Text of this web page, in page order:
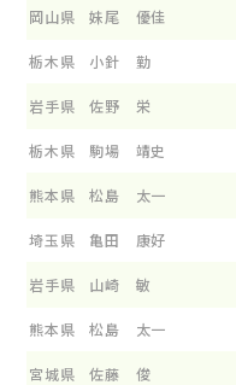
岡山県 妹尾 優佳
栃木県 小針 勤
岩手県 佐野 栄
栃木県 駒場 靖史
熊本県 松島 太一
埼玉県 亀田 康好
岩手県 山崎 敏
熊本県 松島 太一
宮城県 佐藤 俊